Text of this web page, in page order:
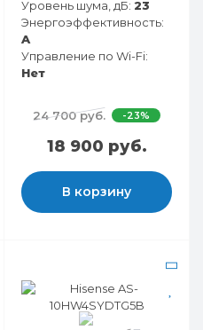
Уровень шума, дБ: 23
Энергоэффективность:
A
Управление по Wi-Fi:
Нет
24 700 руб. -23%
18 900 руб.
В корзину